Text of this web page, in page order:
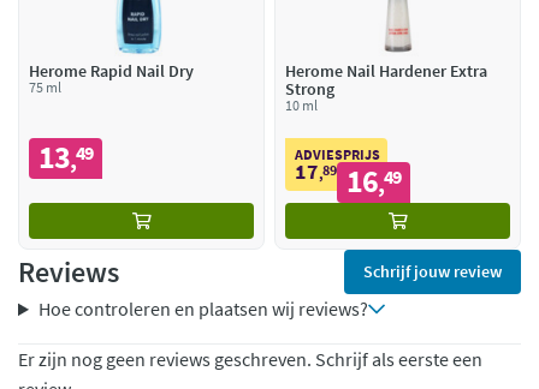
Herome Rapid Nail Dry
75 ml
13,49
Herome Nail Hardener Extra
Strong
10 ml
ADVIESPRIJS
17,89 16,49
Reviews Schrijf jouw review
Hoe controleren en plaatsen wij reviews?
Er zijn nog geen reviews geschreven. Schrijf als eerste een